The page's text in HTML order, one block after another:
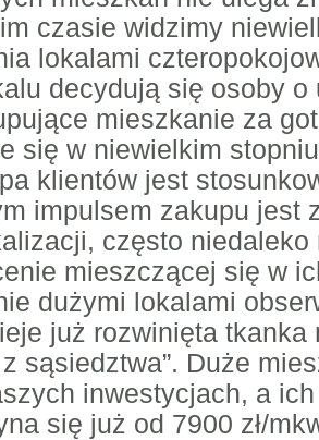
czasie widzimy
lokalami
decydują się osoby
mieszkanie za
się w niewielkim
klientów jest
impulsem zakupu jest
często
mieszczącej się w
dużymi lokalami
już rozwinięta tkanka
sąsiedztwa”. Duże
inwestycjach, a
się już od 7900 zł/